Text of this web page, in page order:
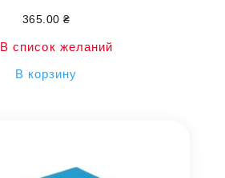
365.00 ₴
В список желаний
В корзину